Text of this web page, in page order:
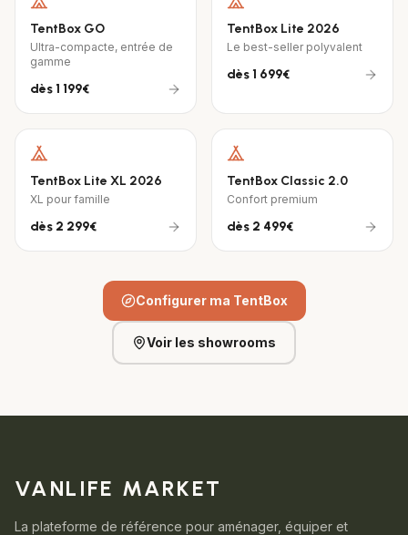
TentBox GO
Ultra-compacte, entrée de
gamme
dès1 199€
TentBox Lite 2026
Le best-seller polyvalent
dès1 699€
TentBox Lite XL 2026
XL pour famille
dès 2 299€
TentBox Classic 2.0
Confort premium
dès 2 499€
Configurer ma TentBox
Voir les showrooms
VANLIFE MARKET
La plateforme de référence pour aménager, équiper et